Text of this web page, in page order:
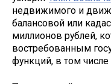
недвижимого и
балансовой или
миллионов рублей,
востребованным
функций, в том числе